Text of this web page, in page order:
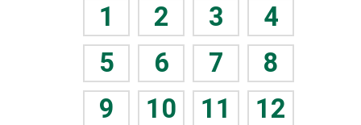
1 2 3
4
5
6 7
8
9
10 11
12